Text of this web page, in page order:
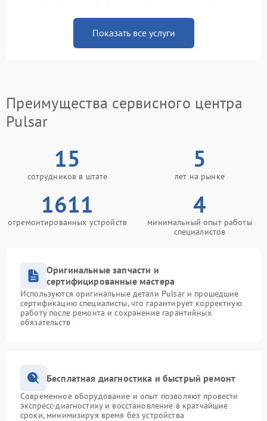
Показать все услуги
Преимущества сервисного центра
Pulsar
15
сотрудников в штате
5
лет на рынке
1611
отремонтированных устройств
4
минимальный опыт работы
специалистов
Оригинальные запчасти и
сертифицированные мастера
Используются оригинальные детали Pulsar и прошедшие
сертификацию специалисты, что гарантирует корректную
работу после ремонта и сохранение гарантийных
обязательств
Бесплатная диагностика и быстрый ремонт
Современное оборудование и опыт позволяют провести
экспресс-диагностику и восстановление в кратчайшие
сроки, минимизируя время без устройства